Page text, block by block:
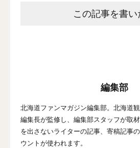
この記事を書い
編集部
北海道ファンマガジン編集部。北海道
編集長が監修し、編集部スタッフが取
を出さないライターの記事、寄稿記事
ウントが使われます。